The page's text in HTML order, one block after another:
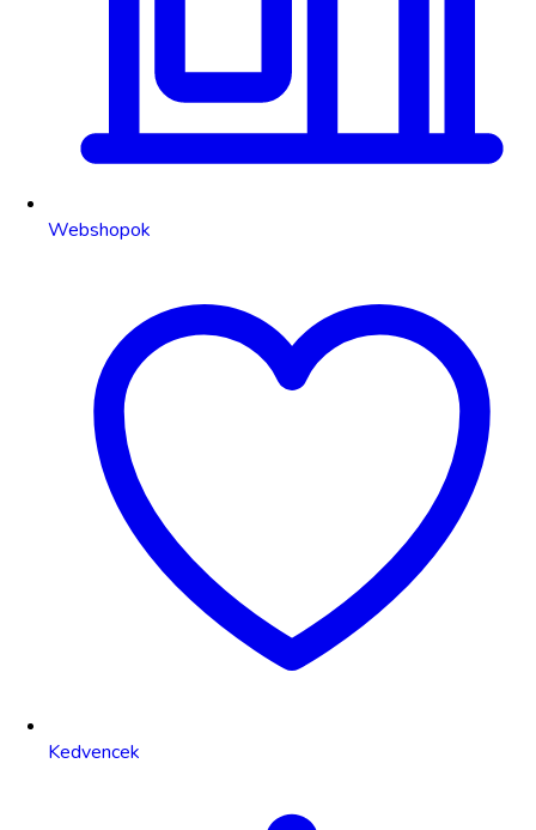
Webshopok
Kedvencek